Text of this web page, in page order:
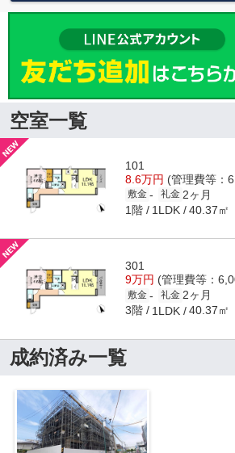
空室一覧
101
8.6万円 (管理費等：
敷金 - 礼金 2ヶ月
1階 1LDK 40.37㎡
301
9万円 (管理費等：
敷金 - 礼金 2ヶ月
3階 1LDK 40.37㎡
成約済み一覧